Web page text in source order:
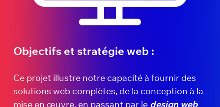
Objectifs et stratégie web :
Ce projet illustre notre capacité à fournir des
solutions web complètes, de la conception à la
mise en œuvre, en passant par le design web